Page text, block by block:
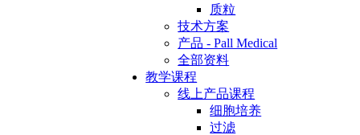
质粒
技术方案
产品 - Pall Medical
全部资料
教学课程
线上产品课程
细胞培养
过滤